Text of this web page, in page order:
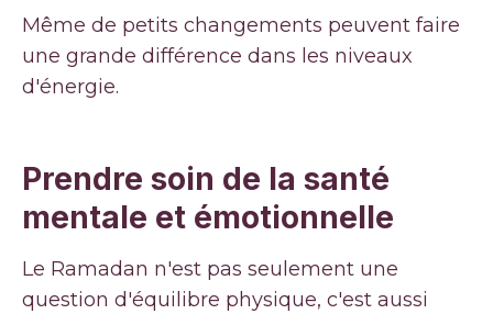
Même de petits changements peuvent faire
une grande différence dans les niveaux
d'énergie.
Prendre soin de la santé
mentale et émotionnelle
Le Ramadan n'est pas seulement une
question d'équilibre physique, c'est aussi